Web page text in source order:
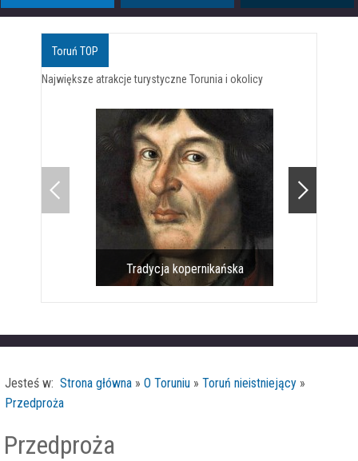
Toruń TOP
Największe atrakcje turystyczne Torunia i okolicy
Tradycja kopernikańska
Jesteś w: Strona główna » O Toruniu » Toruń nieistniejący »
Przedproża
Przedproża